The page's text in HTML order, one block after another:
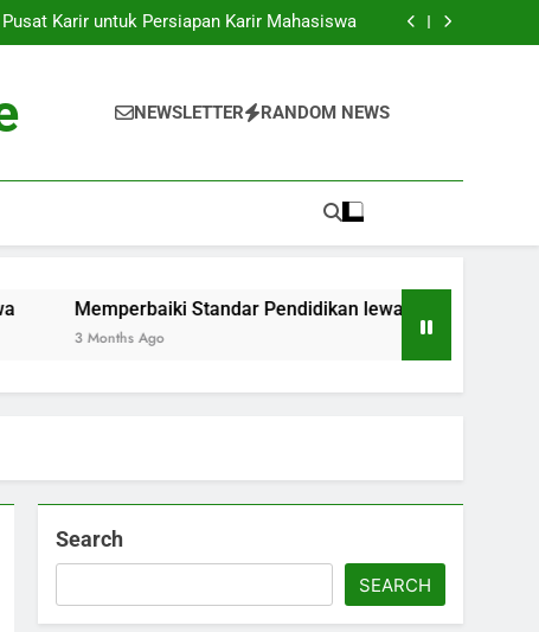
Para Mahasiswa
Pusat Karir untuk Persiapan Karir Mahasiswa
Standar Pendidikan lewat Akreditasi Dunia
Para Mahasiswa
Pusat Karir untuk Persiapan Karir Mahasiswa
Standar Pendidikan lewat Akreditasi Dunia
NEWSLETTER RANDOM NEWS
Standar Pendidikan lewat Akreditasi Dunia
3 Months Ago
Search
SEARCH